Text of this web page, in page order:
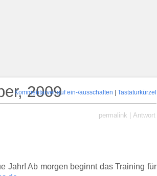
2009
Kommentarverlauf ein-/ausschalten Tastaturkürzel
permalink
Antwort
Jahr! Ab morgen beginnt das Training für